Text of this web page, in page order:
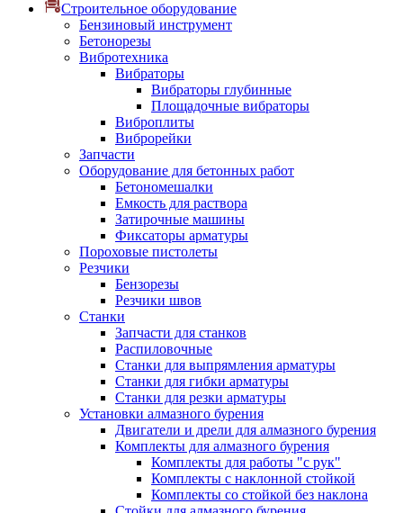
Строительное оборудование
Бензиновый инструмент
Бетонорезы
Вибротехника
Вибраторы
Вибраторы глубинные
Площадочные вибраторы
Виброплиты
Виброрейки
Запчасти
Оборудование для бетонных работ
Бетономешалки
Емкость для раствора
Затирочные машины
Фиксаторы арматуры
Пороховые пистолеты
Резчики
Бензорезы
Резчики швов
Станки
Запчасти для станков
Распиловочные
Станки для выпрямления арматуры
Станки для гибки арматуры
Станки для резки арматуры
Установки алмазного бурения
Двигатели и дрели для алмазного бурения
Комплекты для алмазного бурения
Комплекты для работы "с рук"
Комплекты с наклонной стойкой
Комплекты со стойкой без наклона